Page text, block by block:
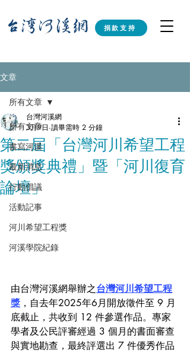
捐款支持
文章
所有文章
書寫河溪
最新消息
行動倡議
活動記事
河川希望工程獎
河溪學院紀錄
所有文章
第二屆「台灣河川希望工程
獎頒獎典禮」暨「河川復育
論壇」
台灣河溪網
3月9日 讀畢需時 2 分鐘
由台灣河溪網舉辦之台灣河川希望工程
獎 ，自去年2025年6月開放徵件至 9 月
底截止，共收到 12 件參選作品。專家
學者及公民評審經過 3 個月的書面審查
與實地勘查，最終評選出 7 件優秀作品